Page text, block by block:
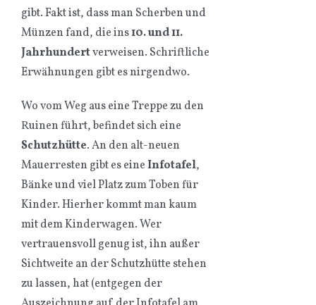
gibt. Fakt ist, dass man Scherben und
Münzen fand, die ins10. und 11.
Jahrhundertverweisen. Schriftliche
Erwähnungen gibt es nirgendwo.
Wo vom Weg aus eine Treppe zu den
Ruinen führt, befindet sich eine
Schutzhütte. An den alt-neuen
Mauerresten gibt es eineInfotafel,
Bänke und viel Platz zum Toben für
Kinder. Hierher kommt man kaum
mit dem Kinderwagen. Wer
vertrauensvoll genug ist, ihn außer
Sichtweite an der Schutzhütte stehen
zu lassen, hat (entgegen der